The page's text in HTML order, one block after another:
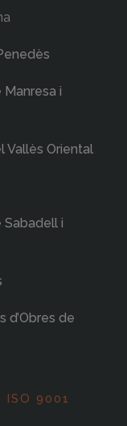
Manresa i
Vallès Oriental
Sabadell i
d’Obres de
9001